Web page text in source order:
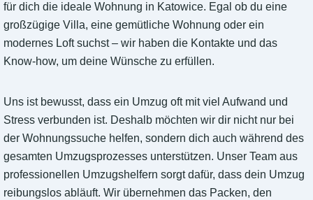
für dich die ideale Wohnung in Katowice. Egal ob du eine
großzügige Villa, eine gemütliche Wohnung oder ein
modernes Loft suchst – wir haben die Kontakte und das
Know-how, um deine Wünsche zu erfüllen.
Uns ist bewusst, dass ein Umzug oft mit viel Aufwand und
Stress verbunden ist. Deshalb möchten wir dir nicht nur bei
der Wohnungssuche helfen, sondern dich auch während des
gesamten Umzugsprozesses unterstützen. Unser Team aus
professionellen Umzugshelfern sorgt dafür, dass dein Umzug
reibungslos abläuft. Wir übernehmen das Packen, den